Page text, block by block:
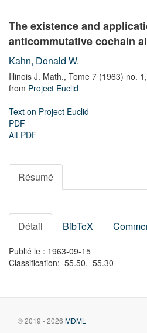
The existence and
anticommutative cochain
Kahn, Donald W.
Illinois J. Math., Tome 7 (1963) no. 1,
from Project Euclid
Text on Project Euclid
PDF
Alt PDF
Résumé
Détail BibTeX
Publié le : 1963-09-15
Classification: 55.50, 55.30
© 2019 - 2026 MDML